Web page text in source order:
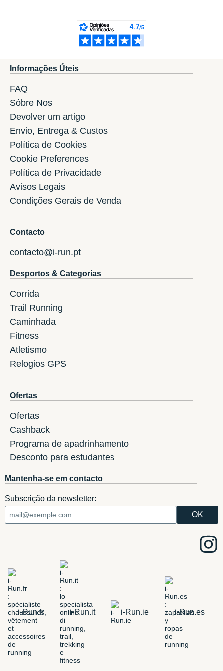
Informações Úteis
FAQ
Sóbre Nos
Devolver um artigo
Envio, Entrega & Custos
Política de Cookies
Cookie Preferences
Política de Privacidade
Avisos Legais
Condições Gerais de Venda
Contacto
contacto@i-run.pt
Desportos & Categorias
Corrida
Trail Running
Caminhada
Fitness
Atletismo
Relogios GPS
Ofertas
Ofertas
Cashback
Programa de apadrinhamento
Desconto para estudantes
Mantenha-se em contacto
Subscrição da newsletter:
i-Run.fr i-Run.it i-Run.ie i-Run.es